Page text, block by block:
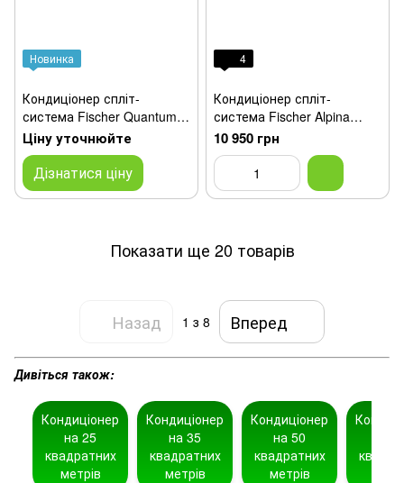
Новинка
Кондиціонер спліт-
система Fischer Quantum
FI/FO-12QIN
Ціну уточнюйте
Дізнатися ціну
4
Кондиціонер спліт-
система Fischer Alpina
on/off FI/FO-07AON2
10 950 грн
Показати ще 20 товарів
Назад 1 з 8 Вперед
Дивіться також:
Кондиціонер
на 25
квадратних
метрів
Кондиціонер
на 35
квадратних
метрів
Кондиціонер
на 50
квадратних
метрів